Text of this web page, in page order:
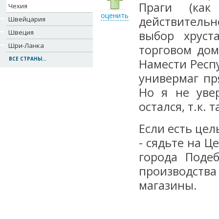
Чехия
Швейцария
Швеция
Шри-Ланка
ВСЕ СТРАНЫ...
оценить
Праги
выбор
торговом
Намести
универмаг
Но я не
остался, т.к.
Если есть
- сядьте на
города
магазины.